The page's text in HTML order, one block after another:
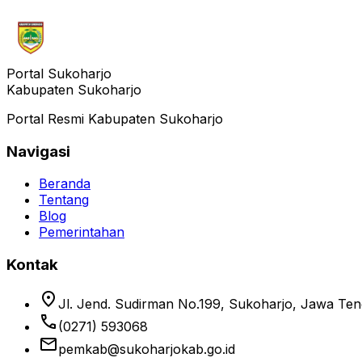
Portal Sukoharjo
Kabupaten Sukoharjo
Portal Resmi Kabupaten Sukoharjo
Navigasi
Beranda
Tentang
Blog
Pemerintahan
Kontak
location_on Jl. Jend. Sudirman No.199, Sukoharjo, Jawa
phone (0271) 593068
emailpemkab@sukoharjokab.go.id